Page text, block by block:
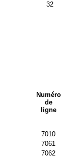
32
Numéro
de
ligne
7010
7061
7062